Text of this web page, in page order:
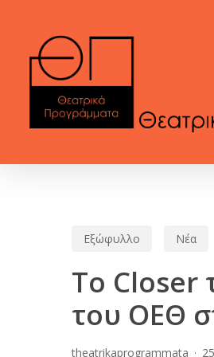
Εξώφυλλο Νέα
Το Closer
του ΟΕΘ
theatrikaprogrammata